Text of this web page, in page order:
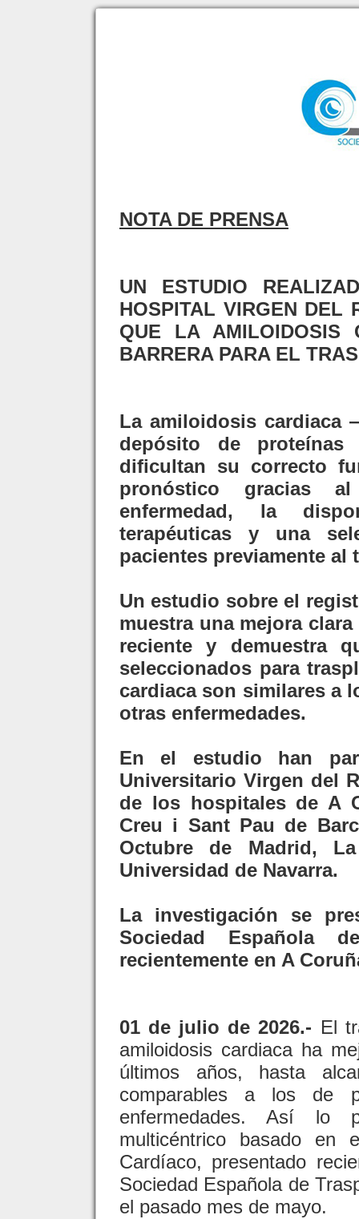
NOTA DE PRENSA
UN ESTUDIO
HOSPITAL VIRGEN DEL
QUE LA AMILOIDOSIS
BARRERA PARA EL
La amiloidosis cardiaca
depósito de
dificultan su correcto
pronóstico gracias
enfermedad, la
terapéuticas y una
pacientes previamente al
Un estudio sobre el
muestra una mejora
reciente y demuestra
seleccionados para
cardiaca son similares a
otras enfermedades.
En el estudio han
Universitario Virgen del
de los hospitales de A
Creu i Sant Pau de
Octubre de Madrid,
Universidad de Navarra.
La investigación se
Sociedad Española
recientemente en A
01 de julio de 2026.- El
amiloidosis cardiaca ha
últimos años, hasta
comparables a los de
enfermedades. Así lo
multicéntrico basado en
Cardíaco, presentado
Sociedad Española de
el pasado mes de mayo.